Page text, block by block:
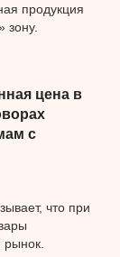
продукция
зону.
цена в
с
что при